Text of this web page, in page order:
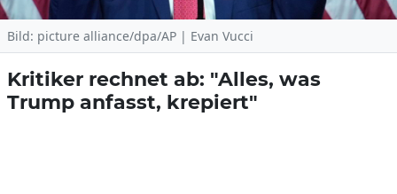
Bild: picture alliance/dpa/AP | Evan Vucci
Kritiker rechnet ab: "Alles, was
Trump anfasst, krepiert"